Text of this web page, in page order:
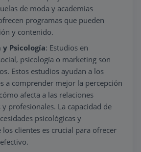
de moda y academias
programas que pueden
y contenido.
Psicología: Estudios en
psicología o marketing son
Estos estudios ayudan a los
a comprender mejor la percepción
afecta a las relaciones
profesionales. La capacidad de
psicológicas y
los clientes es crucial para ofrecer